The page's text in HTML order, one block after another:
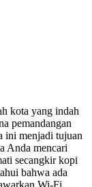
kota yang indah
pemandangan
ini menjadi tujuan
Anda mencari
secangkir kopi
bahwa ada
Wi-Fi